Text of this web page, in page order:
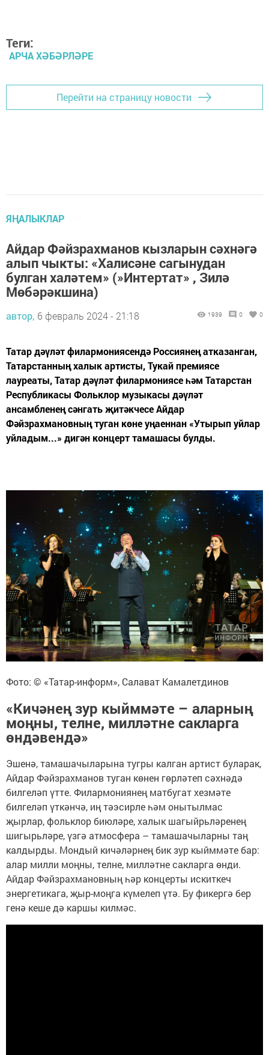
Теги:
АРЧА ХӘБӘРЛӘРЕ
Перейти на страницу новости
ЯҢАЛЫКЛАР
Айдар Фәйзрахманов кызларын сәхнәгә
алып чыкты: «Халисәне сагынудан
булган халәтем» (»Интертат» , Зилә
Мөбәрәкшина)
автор, 6 февраль 2024 - 21:18 1939 0 0
Татар дәүләт филармониясендә Россиянең атказанган,
Татарстанның халык артисты, Тукай премиясе
лауреаты, Татар дәүләт филармониясе һәм Татарстан
Республикасы Фольклор музыкасы дәүләт
ансамбленең сәнгать җитәкчесе Айдар
Фәйзрахмановның туган көне уңаеннан «Утырып уйлар
уйладым...» дигән концерт тамашасы булды.
Фото: © «Татар-информ», Салават Камалетдинов
«Кичәнең зур кыйммәте – аларның
моңны, телне, милләтне сакларга
өндәвендә»
Эшенә, тамашачыларына тугры калган артист буларак,
Айдар Фәйзрахманов туган көнен гөрләтеп сәхнәдә
билгеләп үтте. Филармониянең матбугат хезмәте
билгеләп үткәнчә, иң тәэсирле һәм онытылмас
җырлар, фольклор биюләре, халык шагыйрьләренең
шигырьләре, үзгә атмосфера – тамашачыларны таң
калдырды. Мондый кичәләрнең бик зур кыйммәте бар:
алар милли моңны, телне, милләтне сакларга өнди.
Айдар Фәйзрахмановның һәр концерты искиткеч
энергетикага, җыр-моңга күмелеп үтә. Бу фикергә бер
генә кеше дә каршы килмәс.